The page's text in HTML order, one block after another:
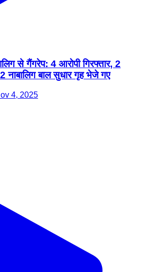
से गैंगरेप: 4 आरोपी गिरफ्तार, 2
नाबालिग बाल सुधार गृह भेजे गए
4, 2025